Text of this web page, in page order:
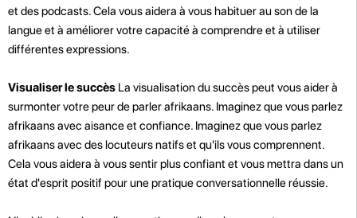
et des podcasts. Cela vous aidera à vous habituer au son de la
langue et à améliorer votre capacité à comprendre et à utiliser
différentes expressions.
Visualiser le succès La visualisation du succès peut vous aider à
surmonter votre peur de parler afrikaans. Imaginez que vous parlez
afrikaans avec aisance et confiance. Imaginez que vous parlez
afrikaans avec des locuteurs natifs et qu'ils vous comprennent.
Cela vous aidera à vous sentir plus confiant et vous mettra dans un
état d'esprit positif pour une pratique conversationnelle réussie.